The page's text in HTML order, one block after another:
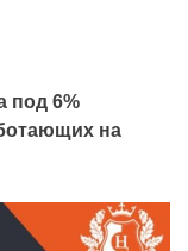
под 6%
на